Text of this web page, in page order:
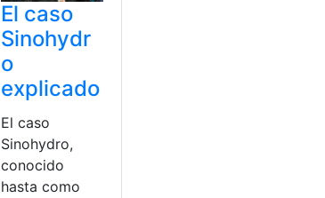
El caso
Sinohydr
o
explicado
El caso
Sinohydro,
conocido
hasta como